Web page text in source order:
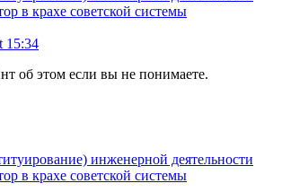
в крахе советской системы
15:34
об этом если вы не понимаете.
инженерной деятельности
в крахе советской системы